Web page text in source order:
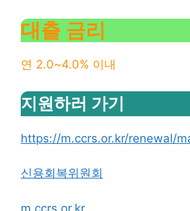
대출 금리
연 2.0~4.0% 이내
지원하러 가기
https://m.ccrs.or.kr/renewal/
신용회복위원회
m.ccrs.or.kr